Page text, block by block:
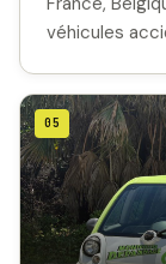
véhicules
05